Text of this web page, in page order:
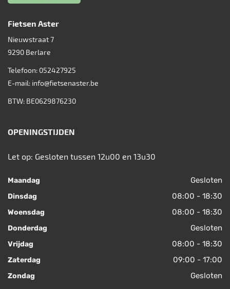
Fietsen Aster
Nieuwstraat 7
9290 Berlare
Telefoon: 052427925
E-mail: info@fietsenaster.be
BTW: BE0629876230
OPENINGSTIJDEN
Let op: Gesloten tussen 12u00 en 13u30
Maandag Gesloten
Dinsdag 08:00 - 18:30
Woensdag 08:00 - 18:30
Donderdag Gesloten
Vrijdag 08:00 - 18:30
Zaterdag 09:00 - 17:00
Zondag Gesloten